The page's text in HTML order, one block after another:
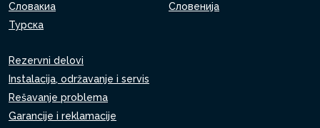
Словакиа
Словенија
Турска
Rezervni delovi
Instalacija, održavanje i servis
Rešavanje problema
Garancije i reklamacije